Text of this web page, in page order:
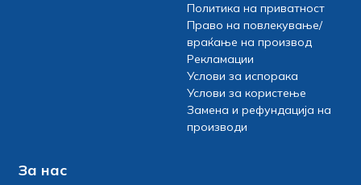
Политика на приватност
Право на повлекување/
враќање на производ
Рекламации
Услови за испорака
Услови за користење
Замена и рефундација на
производи
За нас